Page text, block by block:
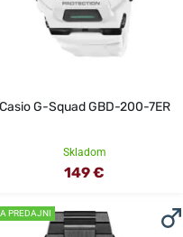
Casio G-Squad GBD-200-7ER
Skladom
149 €
PREDAJNI